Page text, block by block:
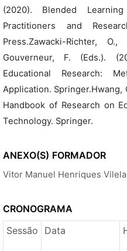
(2020). Blended
Practitioners and
Press.Zawacki-Richter,
Gouverneur, F. (Eds.).
Educational Research:
Application. Springer.Hwang,
Handbook of Research on
Technology. Springer.
ANEXO(S) FORMADOR
Vitor Manuel Henriques Vilela
CRONOGRAMA
Sessão
Data